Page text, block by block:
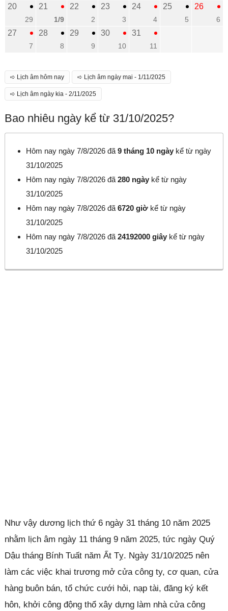
20
29
21
1/9
22
2
23
3
24
4
25
5
26
6
27
7
28
8
29
9
30
10
31
11
➪ Lịch âm hôm nay ➪ Lịch âm ngày mai - 1/11/2025
➪ Lịch âm ngày kia - 2/11/2025
Bao nhiêu ngày kể từ 31/10/2025?
Hôm nay ngày 7/8/2026 đã9 tháng 10 ngày kể từ ngày
31/10/2025
Hôm nay ngày 7/8/2026 đã280 ngày kể từ ngày
31/10/2025
Hôm nay ngày 7/8/2026 đã6720 giờ kể từ ngày
31/10/2025
Hôm nay ngày 7/8/2026 đã24192000 giây kể từ ngày
31/10/2025
Như vậy dương lịch thứ 6 ngày 31 tháng 10 năm 2025
nhằm lịch âm ngày 11 tháng 9 năm 2025, tức ngày Quý
Dậu tháng Bính Tuất năm Ất Tỵ. Ngày 31/10/2025 nên
làm các việc khai trương mở cửa công ty, cơ quan, cửa
hàng buôn bán, tổ chức cưới hỏi, nạp tài, đăng ký kết
hôn, khởi công động thổ xây dựng làm nhà cửa công